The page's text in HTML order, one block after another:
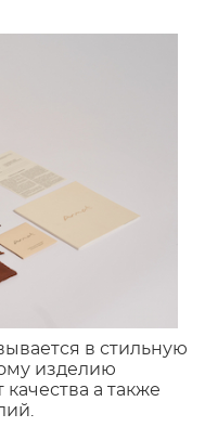
в стильную
изделию
а также